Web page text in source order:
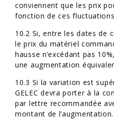
conviennent que les prix
fonction de ces
10.2 Si, entre les dates de
le prix du matériel
hausse n’excédant pas
une augmentation
10.3 Si la variation est
GELEC devra porter à la
par lettre recommandée
montant de